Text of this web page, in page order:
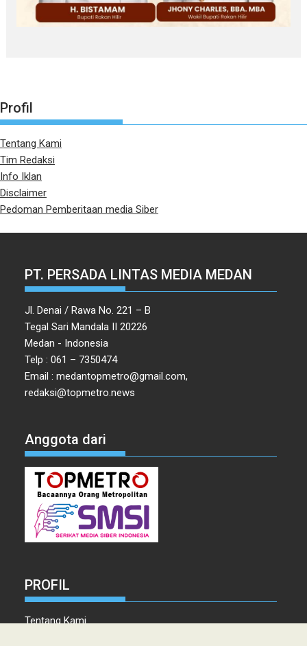
Profil
Tentang Kami
Tim Redaksi
Info Iklan
Disclaimer
Pedoman Pemberitaan media Siber
PT. PERSADA LINTAS MEDIA MEDAN
Jl. Denai / Rawa No. 221 – B
Tegal Sari Mandala II 20226
Medan - Indonesia
Telp : 061 – 7350474
Email : medantopmetro@gmail.com,
redaksi@topmetro.news
Anggota dari
PROFIL
Tentang Kami